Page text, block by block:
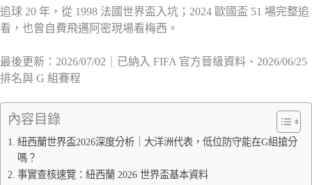
追球 20 年，從 1998 法國世界盃入坑；2024 歐國盃 51 場完整追
看，也曾自費飛邁阿密現場看梅西。
最後更新：2026/07/02｜已納入 FIFA 官方晉級資料、2026/06/25
排名與 G 組賽程
內容目錄
紐西蘭世界盃2026深度分析｜大洋洲代表，低位防守能在G組搶分
嗎？
事實查核速覽：紐西蘭 2026 世界盃基本資料